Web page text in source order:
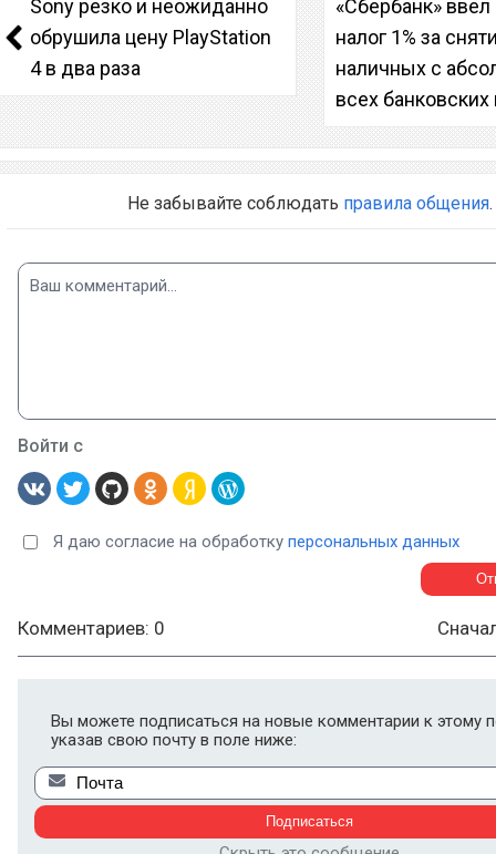
Sony резко и неожиданно
обрушила цену PlayStation
4 в два раза
«Сбербанк»
налог 1% за
наличных с
всех банковских
Не забывайте соблюдать правила общения.
Войти с
Я даю согласие на обработку персональных данных
Комментариев: 0
Вы можете подписаться на новые комментарии к этому
указав свою почту в поле ниже: